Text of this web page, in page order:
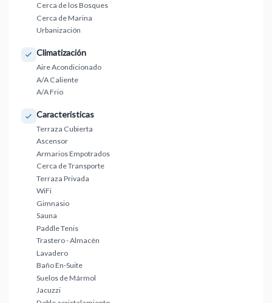
Cerca de los Bosques
Cerca de Marina
Urbanización
Climatización
Aire Acondicionado
A/A Caliente
A/A Frio
Caracteristicas
Terraza Cubierta
Ascensor
Armarios Empotrados
Cerca de Transporte
Terraza Privada
WiFi
Gimnasio
Sauna
Paddle Tenis
Trastero - Almacén
Lavadero
Baño En-Suite
Suelos de Mármol
Jacuzzi